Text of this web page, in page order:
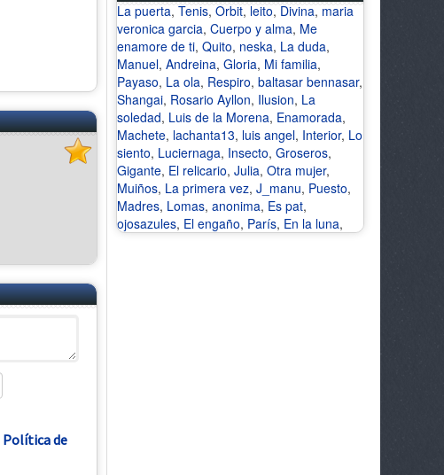
Política de
La puerta, Tenis, Orbit, leito, Divina, maria
veronica garcia, Cuerpo y alma, Me
enamore de ti, Quito, neska, La duda,
Manuel, Andreina, Gloria, Mi familia,
Payaso, La ola, Respiro, baltasar bennasar,
Shangai, Rosario Ayllon, Ilusion, La
soledad, Luis de la Morena, Enamorada,
Machete, lachanta13, luis angel, Interior, Lo
siento, Luciernaga, Insecto, Groseros,
Gigante, El relicario, Julia, Otra mujer,
Muiños, La primera vez, J_manu, Puesto,
Madres, Lomas, anonima, Es pat,
ojosazules, El engaño, París, En la luna,